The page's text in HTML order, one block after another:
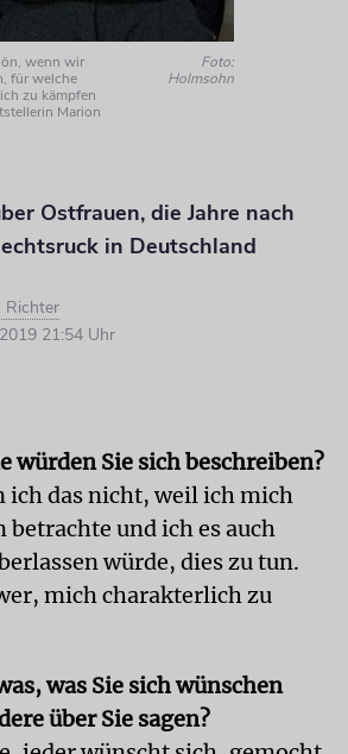
wenn wir
für welche
zu kämpfen
Marion
Foto:
Holmsohn
Ostfrauen, die Jahre nach
in Deutschland
Richter
21:54 Uhr
würden Sie sich beschreiben?
ich das nicht, weil ich mich
betrachte und ich es auch
würde, dies zu tun.
mich charakterlich zu
was Sie sich wünschen
über Sie sagen?